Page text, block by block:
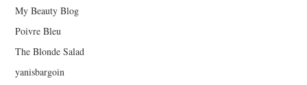
My Beauty Blog
Poivre Bleu
The Blonde Salad
yanisbargoin